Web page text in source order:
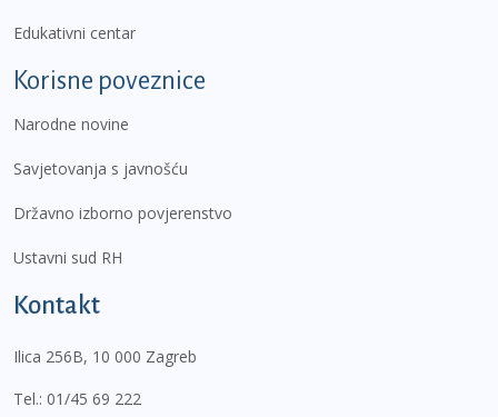
Edukativni centar
Korisne poveznice
Narodne novine
Savjetovanja s javnošću
Državno izborno povjerenstvo
Ustavni sud RH
Kontakt
Ilica 256B, 10 000 Zagreb
Tel.: 01/45 69 222